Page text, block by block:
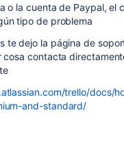
o la cuenta de Paypal, el
tipo de problema
te dejo la página de
cosa contacta
trello/docs/
and-standard/